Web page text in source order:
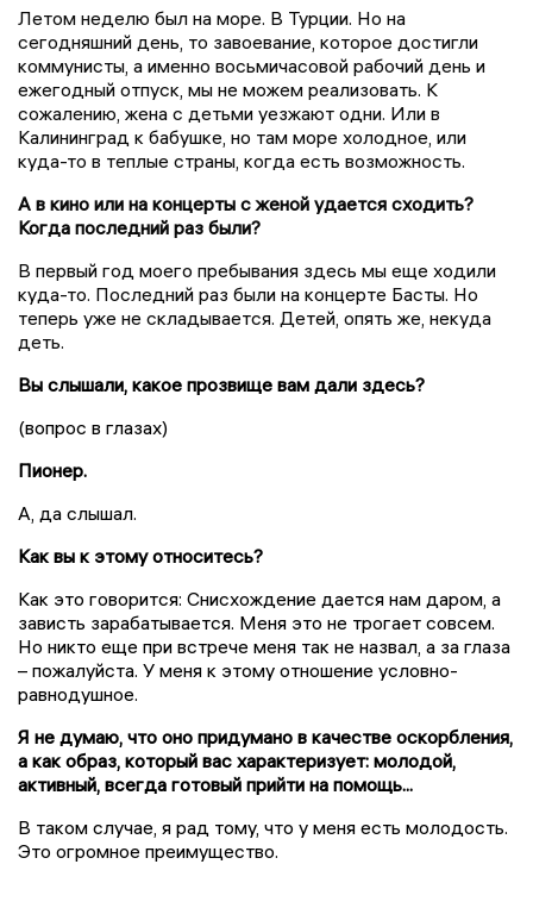
Летом неделю был на море. В Турции. Но на
сегодняшний день, то завоевание, которое достигли
коммунисты, а именно восьмичасовой рабочий день и
ежегодный отпуск, мы не можем реализовать. К
сожалению, жена с детьми уезжают одни. Или в
Калининград к бабушке, но там море холодное, или
куда-то в теплые страны, когда есть возможность.
А в кино или на концерты с женой удается сходить?
Когда последний раз были?
В первый год моего пребывания здесь мы еще ходили
куда-то. Последний раз были на концерте Басты. Но
теперь уже не складывается. Детей, опять же, некуда
деть.
Вы слышали, какое прозвище вам дали здесь?
(вопрос в глазах)
Пионер.
А, да слышал.
Как вы к этому относитесь?
Как это говорится: Снисхождение дается нам даром, а
зависть зарабатывается. Меня это не трогает совсем.
Но никто еще при встрече меня так не назвал, а за глаза
– пожалуйста. У меня к этому отношение условно-
равнодушное.
Я не думаю, что оно придумано в качестве оскорбления,
а как образ, который вас характеризует: молодой,
активный, всегда готовый прийти на помощь...
В таком случае, я рад тому, что у меня есть молодость.
Это огромное преимущество.